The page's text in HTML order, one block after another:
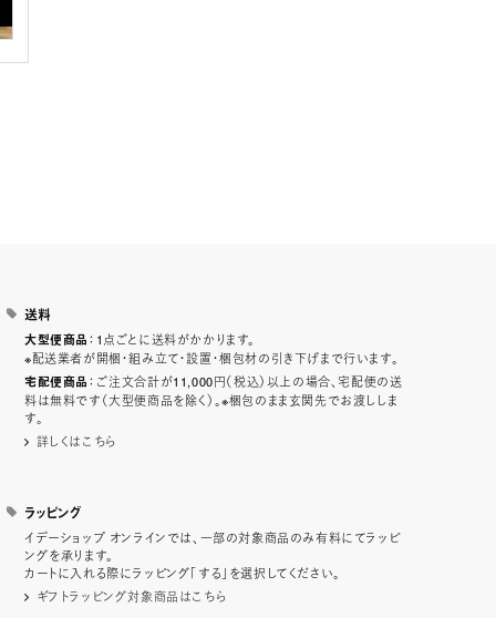
送料
大型便商品 ：1点ごとに送料がかかります。
※配送業者が開梱・組み立て・設置・梱包材の引き下げまで行います。
宅配便商品 ：ご注文合計が11,000円（税込）以上の場合、宅配便の送
料は無料です（大型便商品を除く）。※梱包のまま玄関先でお渡ししま
す。
詳しくはこちら
ラッピング
イデーショップ オンラインでは、一部の対象商品のみ有料にてラッピ
ングを承ります。
カートに入れる際にラッピング「する」を選択してください。
ギフトラッピング対象商品はこちら